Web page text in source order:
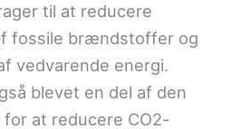
til at reducere
fossile brændstoffer og
vedvarende energi.
blevet en del af den
at reducere CO2-